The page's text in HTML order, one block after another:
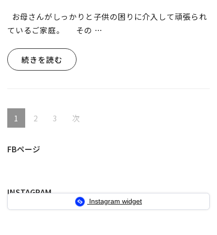
お母さんがしっかりと子供の困りに介入して頑張られ
ているご家庭。 その …
続きを読む
投
の
ー
固
ペ
ジ
1
固
ペ
ジ
2
固
ジ
3 次
FBページ
INSTAGRAM
Instagram widget